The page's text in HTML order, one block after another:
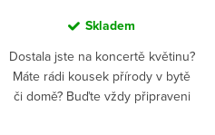
Skladem
Dostala jste na koncertě květinu?
Máte rádi kousek přírody v bytě
či domě? Buďte vždy připraveni